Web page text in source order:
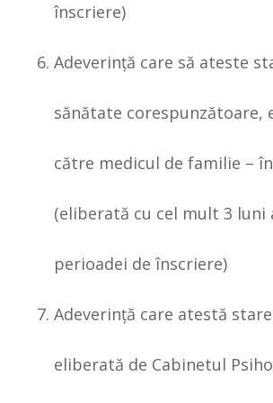
înscriere)
Adeverinţă care să ateste
sănătate corespunzătoare,
către medicul de familie –
(eliberată cu cel mult 3
perioadei de înscriere)
Adeverinţă care atestă
eliberată de Cabinetul